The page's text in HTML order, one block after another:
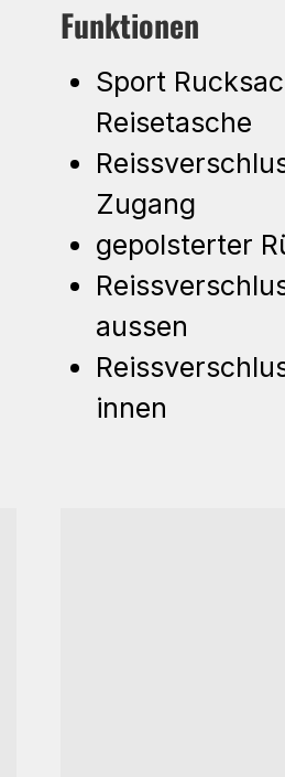
Funktionen
Sport
Reisetasche
Zugang
gepolsterter
aussen
innen